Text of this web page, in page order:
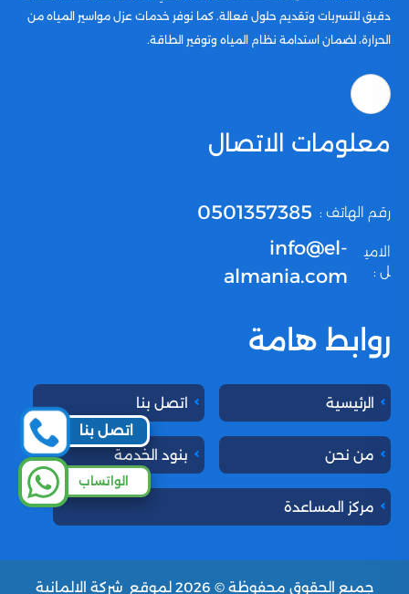
دقيق للتسربات وتقديم حلول فعالة. كما نوفر خدمات عزل مواسير المياه من
الحرارة، لضمان استدامة نظام المياه وتوفير الطاقة.
معلومات الاتصال
رقم الهاتف : 0501357385
الامي
ل :
info@el-
almania.com
روابط هامة
الرئيسية اتصل بنا
من نحن بنود الخدمة
مركز المساعدة
جميع الحقوق محفوظة © 2026 لموقع شركة الالمانية
اتصل بنا
الواتساب